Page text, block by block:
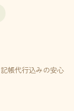
帳代行込みの安心